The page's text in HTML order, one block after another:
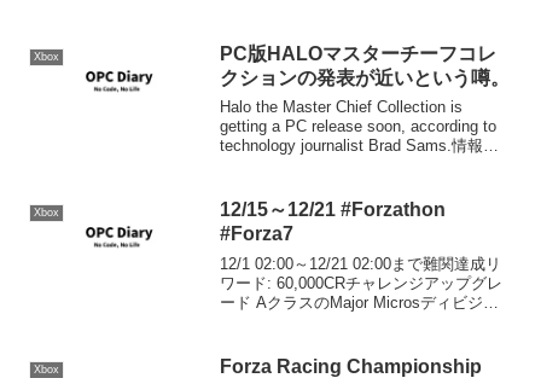
作ったのですが、今度はW型、なんか効
率悪かったわー...
Xbox
PC版HALOマスターチーフコレ
クションの発表が近いという噂。
Halo the Master Chief Collection is
getting a PC release soon, according to
technology journalist Brad Sams.情報源:
Xbox
12/15～12/21 #Forzathon
#Forza7
12/1 02:00～12/21 02:00まで難関達成リ
ワード: 60,000CRチャレンジアップグレ
ード AクラスのMajor Microsディビジョ
ドしたVW...
Xbox
Forza Racing Championship